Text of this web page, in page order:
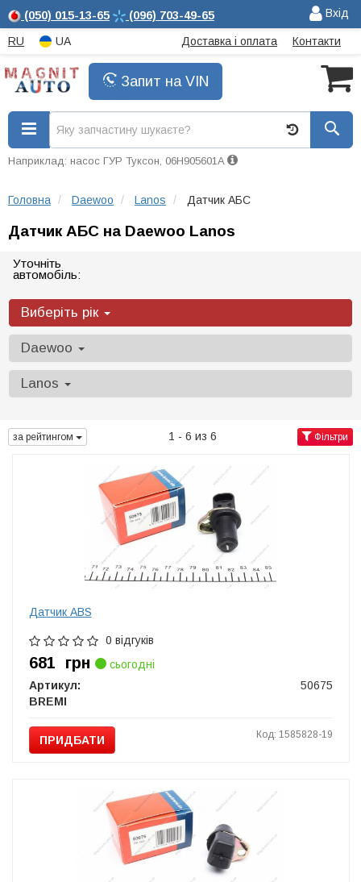
(050) 015-13-65 (096) 703-49-65 Вхід
RU UA Доставка і оплата Контакти
Запит на VIN
Наприклад: насос ГУР Туксон, 06H905601A
Головна Daewoo Lanos Датчик АБС
Датчик АБС на Daewoo Lanos
Уточніть
автомобіль:
Виберіть рік
Daewoo
Lanos
за рейтингом 1 - 6 из 6 Фільтри
Датчик ABS
0 відгуків
681 грн
сьогодні
Артикул:
50675
BREMI
ПРИДБАТИ Код: 1585828-19